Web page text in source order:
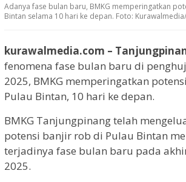
Adanya fase bulan baru, BMKG memperingatkan
Bintan selama 10 hari ke depan. Foto:
kurawalmedia.com –
fenomena fase bulan baru di
2025, BMKG memperingatkan
Pulau Bintan, 10 hari ke depan.
BMKG Tanjungpinang telah
potensi banjir rob di Pulau Bintan
terjadinya fase bulan baru pada
2025.